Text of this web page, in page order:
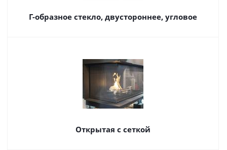
Г-образное стекло, двустороннее, угловое
Открытая с сеткой